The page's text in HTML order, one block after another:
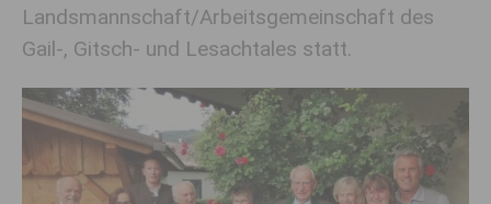
Landsmannschaft/Arbeitsgemeinschaft des
Gail-, Gitsch- und Lesachtales statt.